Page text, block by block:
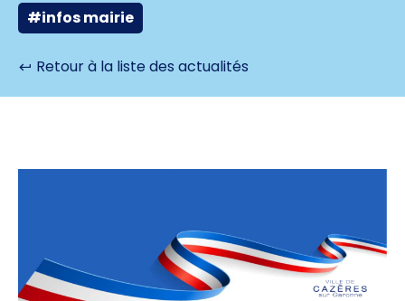
#infos mairie
Retour à la liste des actualités